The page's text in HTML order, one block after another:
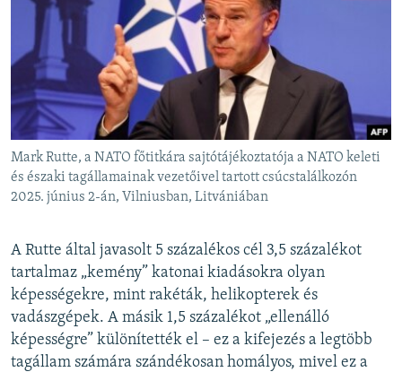
Mark Rutte, a NATO főtitkára sajtótájékoztatója a NATO keleti
és északi tagállamainak vezetőivel tartott csúcstalálkozón
2025. június 2-án, Vilniusban, Litvániában
A Rutte által javasolt 5 százalékos cél 3,5 százalékot
tartalmaz „kemény” katonai kiadásokra olyan
képességekre, mint rakéták, helikopterek és
vadászgépek. A másik 1,5 százalékot „ellenálló
képességre” különítették el – ez a kifejezés a legtöbb
tagállam számára szándékosan homályos, mivel ez a